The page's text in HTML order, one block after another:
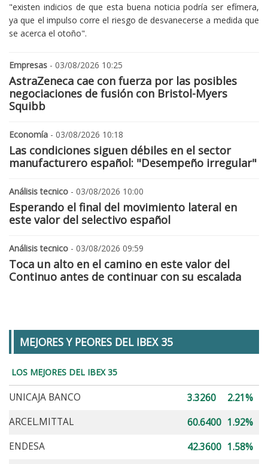
"existen indicios de que esta buena noticia podría ser efímera,
ya que el impulso corre el riesgo de desvanecerse a medida que
se acerca el otoño".
Empresas - 03/08/2026 10:25
AstraZeneca cae con fuerza por las posibles
negociaciones de fusión con Bristol-Myers
Squibb
Economía - 03/08/2026 10:18
Las condiciones siguen débiles en el sector
manufacturero español: "Desempeño irregular"
Análisis tecnico - 03/08/2026 10:00
Esperando el final del movimiento lateral en
este valor del selectivo español
Análisis tecnico - 03/08/2026 09:59
Toca un alto en el camino en este valor del
Continuo antes de continuar con su escalada
MEJORES Y PEORES DEL IBEX 35
LOS MEJORES DEL IBEX 35
UNICAJA BANCO 3.3260
2.21%
ARCEL.MITTAL
60.6400 1.92%
ENDESA
42.3600 1.58%